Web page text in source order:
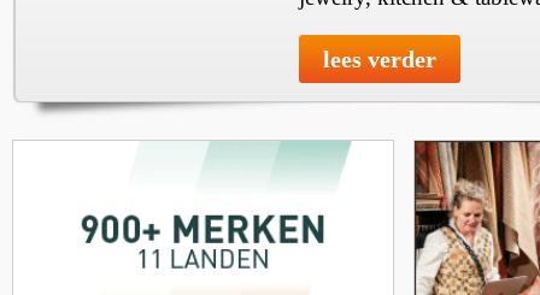
lees verder